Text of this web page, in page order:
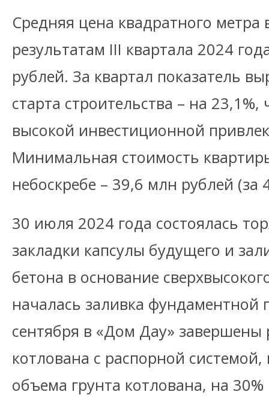
Средняя цена квадратного
результатам III квартала 2024
рублей. За квартал показатель
старта строительства – на 23,1%,
высокой инвестиционной
Минимальная стоимость
небоскребе – 39,6 млн рублей (за
30 июля 2024 года состоялась
закладки капсулы будущего и
бетона в основание
началась заливка фундаментной
сентября в «Дом Дау» завершены
котлована с распорной
объема грунта котлована, на